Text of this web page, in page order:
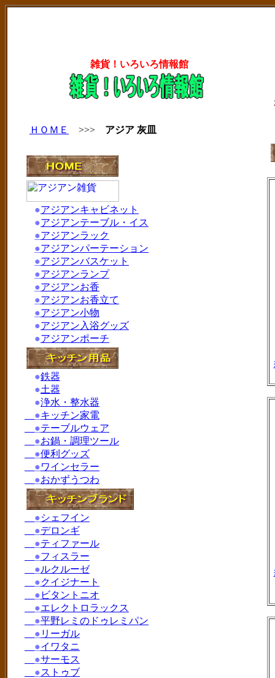
雑貨！いろいろ情報館
ＨＯＭＥ >>> アジア 灰皿
●アジアンキャビネット
●アジアンテーブル・イス
●アジアンラック
●アジアンパーテーション
●アジアンバスケット
●アジアンランプ
●アジアンお香
●アジアンお香立て
●アジアン小物
●アジアン入浴グッズ
●アジアンポーチ
●鉄器
●土器
●浄水・整水器
●キッチン家電
●テーブルウェア
●お鍋・調理ツール
●便利グッズ
●ワインセラー
●おかずうつわ
●シェフイン
●デロンギ
●ティファール
●フィスラー
●ルクルーゼ
●クイジナート
● ビタントニオ
●エレクトロラックス
●平野レミのドゥレミパン
● リーガル
●イワタニ
●サーモス
●ストゥブ